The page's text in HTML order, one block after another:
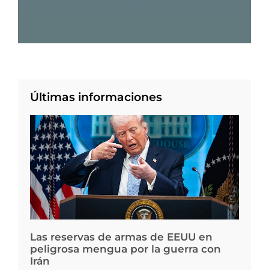
Últimas informaciones
Las reservas de armas de EEUU en
peligrosa mengua por la guerra con
Irán